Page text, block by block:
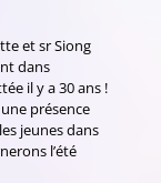
et sr Siong
dans
il y a 30 ans !
présence
jeunes dans
l’été